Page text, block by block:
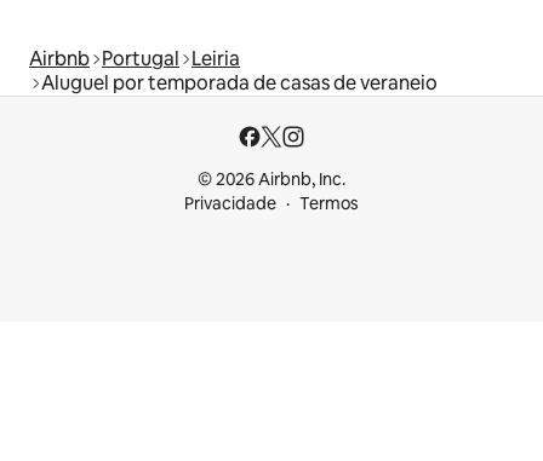
Airbnb Portugal Leiria
Aluguel por temporada de casas de veraneio
© 2026 Airbnb, Inc.
Privacidade
Termos